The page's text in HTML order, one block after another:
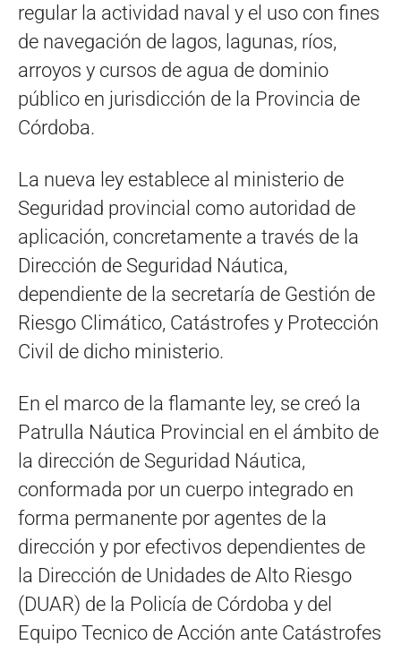
regular la actividad naval y el uso con fines
de navegación de lagos, lagunas, ríos,
arroyos y cursos de agua de dominio
público en jurisdicción de la Provincia de
Córdoba.
La nueva ley establece al ministerio de
Seguridad provincial como autoridad de
aplicación, concretamente a través de la
Dirección de Seguridad Náutica,
dependiente de la secretaría de Gestión de
Riesgo Climático, Catástrofes y Protección
Civil de dicho ministerio.
En el marco de la flamante ley, se creó la
Patrulla Náutica Provincial en el ámbito de
la dirección de Seguridad Náutica,
conformada por un cuerpo integrado en
forma permanente por agentes de la
dirección y por efectivos dependientes de
la Dirección de Unidades de Alto Riesgo
(DUAR) de la Policía de Córdoba y del
Equipo Tecnico de Acción ante Catástrofes